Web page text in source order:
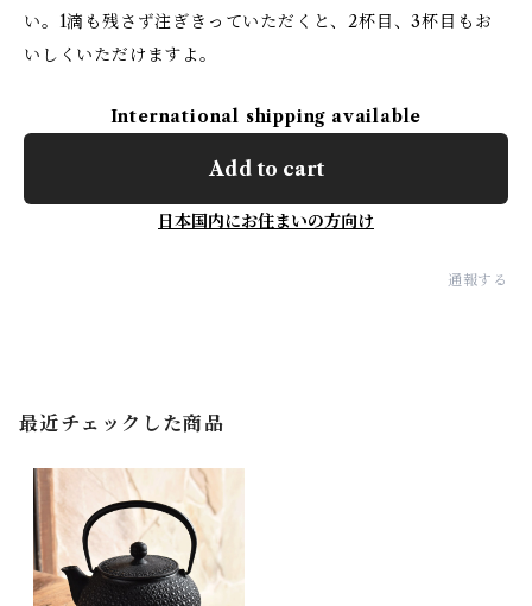
い。1滴も残さず注ぎきっていただくと、2杯目、3杯目もお
いしくいただけますよ。
International shipping available
Add to cart
日本国内にお住まいの方向け
通報する
最近チェックした商品